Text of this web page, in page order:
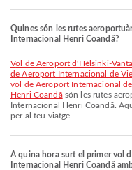
Quines són les rutes
Internacional Henri Coandă?
vol de Aeroport d'Hèlsinki-
de Aeroport Internacional de
vol de Aeroport Internacional
Henri Coandăsón les rutes
Internacional Henri Coandă.
per al teu viatge.
A quina hora surt el primer vol
Internacional Henri Coandă